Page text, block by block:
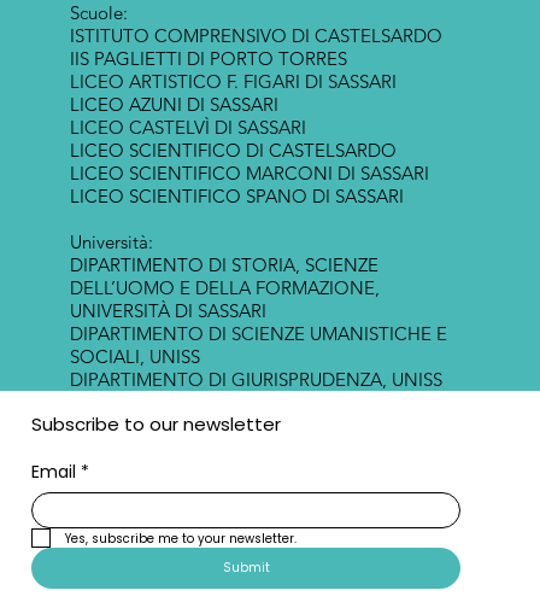
Scuole:
ISTITUTO COMPRENSIVO DI CASTELSARDO
IIS PAGLIETTI DI PORTO TORRES
LICEO ARTISTICO F. FIGARI DI SASSARI
LICEO AZUNI DI SASSARI
LICEO CASTELVÌ DI SASSARI
LICEO SCIENTIFICO DI CASTELSARDO
LICEO SCIENTIFICO MARCONI DI SASSARI
LICEO SCIENTIFICO SPANO DI SASSARI
Università:
DIPARTIMENTO DI STORIA, SCIENZE
DELL’UOMO E DELLA FORMAZIONE,
UNIVERSITÀ DI SASSARI
DIPARTIMENTO DI SCIENZE UMANISTICHE E
SOCIALI, UNISS
DIPARTIMENTO DI GIURISPRUDENZA, UNISS
Subscribe to our newsletter
Email *
Yes, subscribe me to your newsletter.
Submit